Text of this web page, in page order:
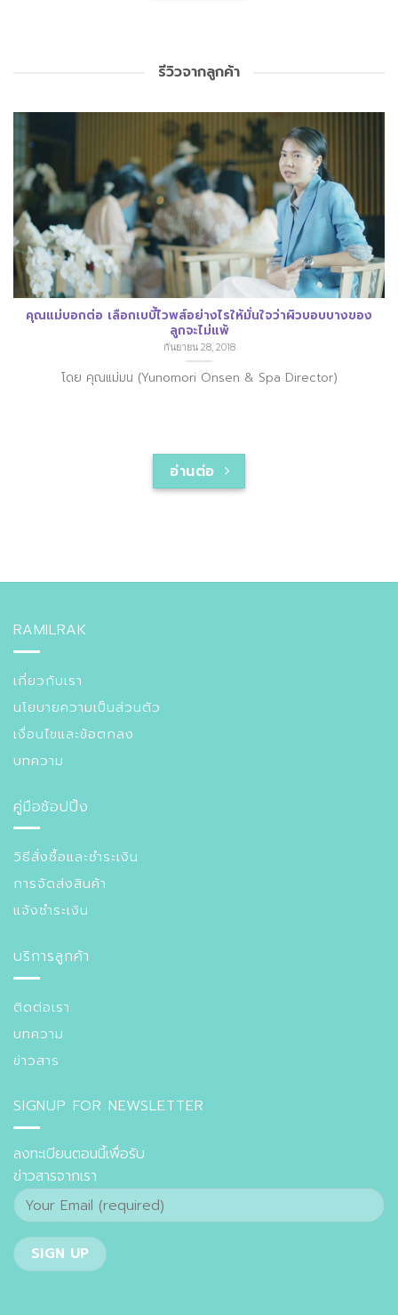
รีวิวจากลูกค้า
ของ คุณแม่บอกต่อ ปัจจัยสำคัญในการเลือกสบู่เหลวให้ลูกน้อย
กันยายน 28, 2018
วันนี้แม่นุ่น คุณแม่คนสวยของน้องนาโน จะมาแบ่งปันวิธีการเลือกสบู่
เหลวให้ปลอดภัยกับผิวลูกค่ะ
อ่านต่อ
RAMILRAK
เกี่ยวกับเรา
นโยบายความเป็นส่วนตัว
เงื่อนไขและข้อตกลง
บทความ
คู่มือช้อปปิ้ง
วิธีสั่งซื้อและชำระเงิน
การจัดส่งสินค้า
แจ้งชำระเงิน
บริการลูกค้า
ติดต่อเรา
บทความ
ข่าวสาร
SIGNUP FOR NEWSLETTER
ลงทะเบียนตอนนี้เพื่อรับ
ข่าวสารจากเรา